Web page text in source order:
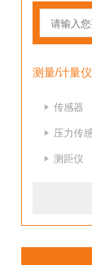
测量/计量
传感器
压力传
测距仪